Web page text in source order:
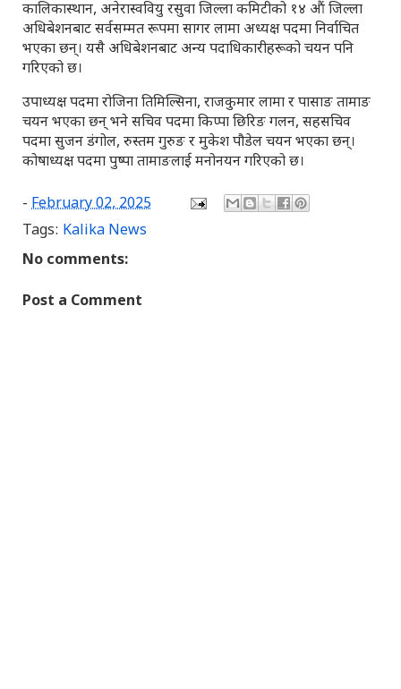
कालिकास्थान, अनेरास्ववियु रसुवा जिल्ला कमिटीको १४ औं जिल्ला
अधिबेशनबाट सर्वसम्मत रूपमा सागर लामा अध्यक्ष पदमा निर्वाचित
भएका छन्। यसै अधिबेशनबाट अन्य पदाधिकारीहरूको चयन पनि
गरिएको छ।
उपाध्यक्ष पदमा रोजिना तिमिल्सिना, राजकुमार लामा र पासाङ तामाङ
चयन भएका छन् भने सचिव पदमा किप्पा छिरिङ गलन, सहसचिव
पदमा सुजन डंगोल, रुस्तम गुरुङ र मुकेश पौडेल चयन भएका छन्।
कोषाध्यक्ष पदमा पुष्पा तामाङलाई मनोनयन गरिएको छ।
- February 02, 2025
Tags: Kalika News
No comments:
Post a Comment